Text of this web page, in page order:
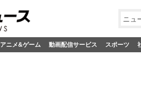
ニュ
アニメ&ゲーム 動画配信サービス スポーツ